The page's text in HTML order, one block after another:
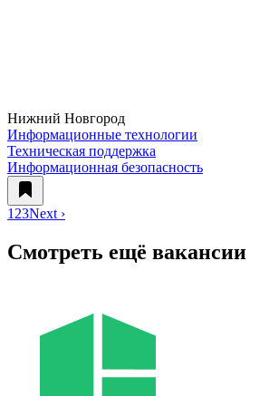
Нижний Новгород
Информационные технологии
Техническая поддержка
Информационная безопасность
1 23Next ›
Смотреть ещё вакансии